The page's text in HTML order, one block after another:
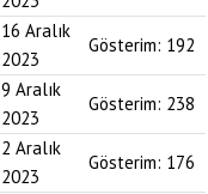
16 Aralık
2023
Gösterim: 192
9 Aralık
2023
Gösterim: 238
2 Aralık
2023
Gösterim: 176